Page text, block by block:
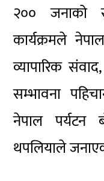
२०० जनाको
कार्यक्रमले
व्यापारिक
सम्भावना
नेपाल पर्यटन
थपलियाले